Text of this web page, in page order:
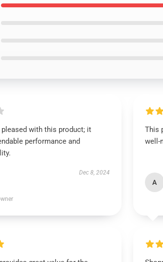
pleased with this product; it
performance and
Dec 8, 2024
This
well-
A